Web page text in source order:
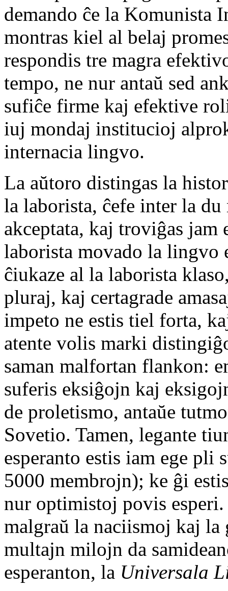
demando ĉe la Komunista
montras kiel al belaj
respondis tre magra
tempo, ne nur antaŭ sed
sufiĉe firme kaj efektive
iuj mondaj institucioj
internacia lingvo.
La aŭtoro distingas la
la laborista, ĉefe inter la
akceptata, kaj troviĝas jam
laborista movado la lingvo
ĉiukaze al la laborista
pluraj, kaj certagrade
impeto ne estis tiel forta,
atente volis marki
saman malfortan flankon:
suferis eksiĝojn kaj
de proletismo, antaŭe
Sovetio. Tamen, legante
esperanto estis iam ege pli
5000 membrojn); ke ĝi
nur optimistoj povis
malgraŭ la naciismoj kaj la
multajn milojn da
esperanton, la Universala